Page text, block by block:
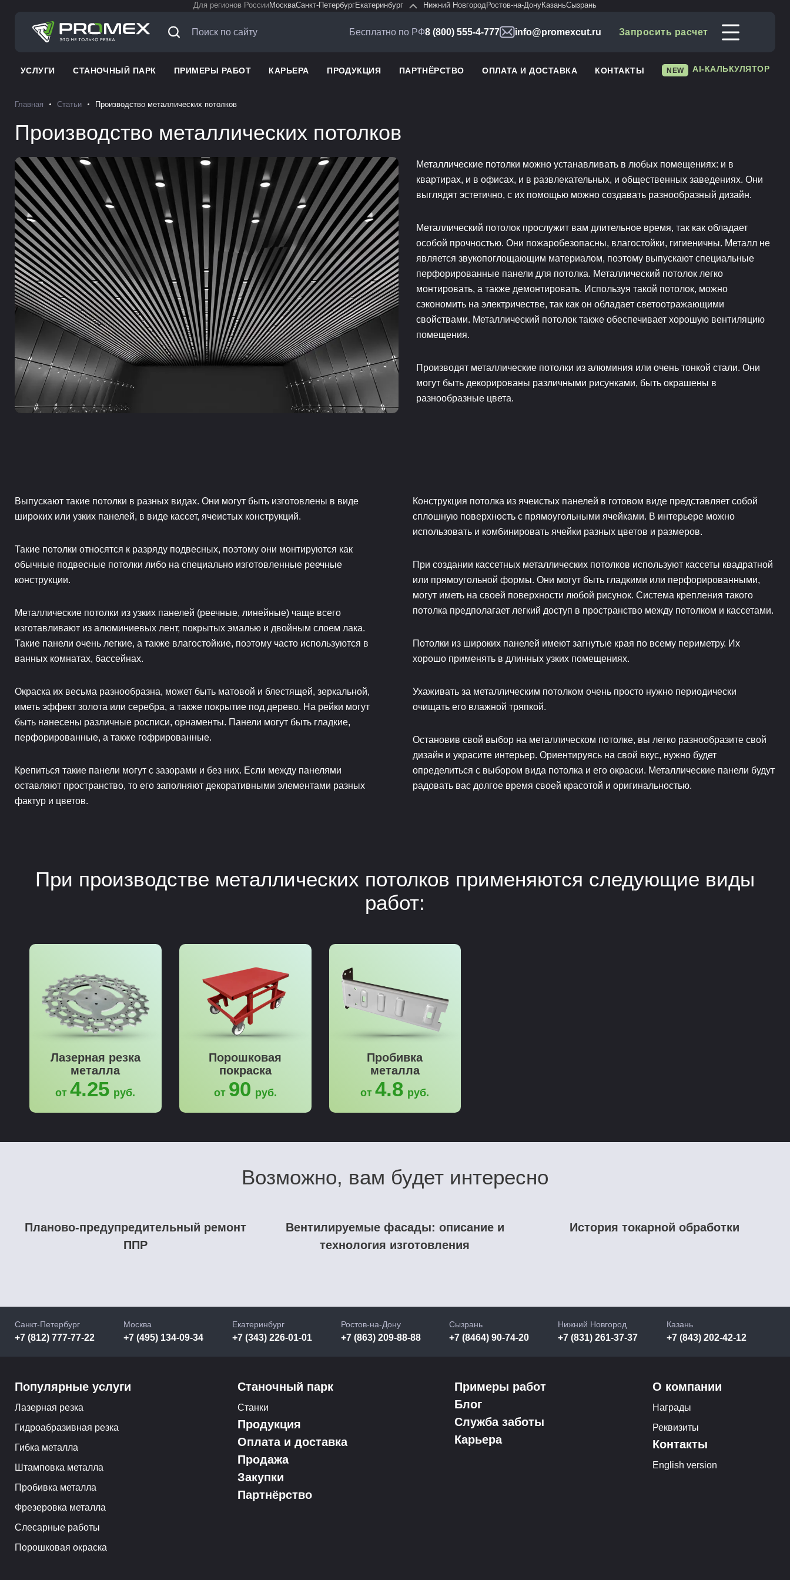
Для регионов РоссииМоскваСанкт-ПетербургЕкатеринбург Нижний НовгородРостов-на-ДонуКазаньСызрань
Бесплатно по РФ8 (800) 555-4-777 info@promexcut.ru Запросить расчет
УСЛУГИ СТАНОЧНЫЙ ПАРК ПРИМЕРЫ РАБОТ КАРЬЕРА ПРОДУКЦИЯ ПАРТНЁРСТВО ОПЛАТА И ДОСТАВКА КОНТАКТЫ NEW AI-КАЛЬКУЛЯТОР
Главная Статьи Производство металлических потолков
Производство металлических потолков
Металлические потолки можно устанавливать в любых помещениях: и в
квартирах, и в офисах, и в развлекательных, и общественных заведениях. Они
выглядят эстетично, с их помощью можно создавать разнообразный дизайн.
Металлический потолок прослужит вам длительное время, так как обладает
особой прочностью. Они пожаробезопасны, влагостойки, гигиеничны. Металл не
является звукопоглощающим материалом, поэтому выпускают специальные
перфорированные панели для потолка. Металлический потолок легко
монтировать, а также демонтировать. Используя такой потолок, можно
сэкономить на электричестве, так как он обладает светоотражающими
свойствами. Металлический потолок также обеспечивает хорошую вентиляцию
помещения.
Производят металлические потолки из алюминия или очень тонкой стали. Они
могут быть декорированы различными рисунками, быть окрашены в
разнообразные цвета.
Выпускают такие потолки в разных видах. Они могут быть изготовлены в виде
широких или узких панелей, в виде кассет, ячеистых конструкций.
Такие потолки относятся к разряду подвесных, поэтому они монтируются как
обычные подвесные потолки либо на специально изготовленные реечные
конструкции.
Металлические потолки из узких панелей (реечные, линейные) чаще всего
изготавливают из алюминиевых лент, покрытых эмалью и двойным слоем лака.
Такие панели очень легкие, а также влагостойкие, поэтому часто используются в
ванных комнатах, бассейнах.
Окраска их весьма разнообразна, может быть матовой и блестящей, зеркальной,
иметь эффект золота или серебра, а также покрытие под дерево. На рейки могут
быть нанесены различные росписи, орнаменты. Панели могут быть гладкие,
перфорированные, а также гофрированные.
Крепиться такие панели могут с зазорами и без них. Если между панелями
оставляют пространство, то его заполняют декоративными элементами разных
фактур и цветов.
Конструкция потолка из ячеистых панелей в готовом виде представляет собой
сплошную поверхность с прямоугольными ячейками. В интерьере можно
использовать и комбинировать ячейки разных цветов и размеров.
При создании кассетных металлических потолков используют кассеты квадратной
или прямоугольной формы. Они могут быть гладкими или перфорированными,
могут иметь на своей поверхности любой рисунок. Система крепления такого
потолка предполагает легкий доступ в пространство между потолком и кассетами.
Потолки из широких панелей имеют загнутые края по всему периметру. Их
хорошо применять в длинных узких помещениях.
Ухаживать за металлическим потолком очень просто нужно периодически
очищать его влажной тряпкой.
Остановив свой выбор на металлическом потолке, вы легко разнообразите свой
дизайн и украсите интерьер. Ориентируясь на свой вкус, нужно будет
определиться с выбором вида потолка и его окраски. Металлические панели будут
радовать вас долгое время своей красотой и оригинальностью.
При производстве металлических потолков применяются следующие виды
работ:
Лазерная резка
металла
от 4.25 руб.
Порошковая
покраска
от 90 руб.
Пробивка
металла
от 4.8 руб.
Возможно, вам будет интересно
Планово-предупредительный ремонт
ППР
Вентилируемые фасады: описание и
технология изготовления
История токарной обработки
Санкт-Петербург
+7 (812) 777-77-22
Москва
+7 (495) 134-09-34
Екатеринбург
+7 (343) 226-01-01
Ростов-на-Дону
+7 (863) 209-88-88
Сызрань
+7 (8464) 90-74-20
Нижний Новгород
+7 (831) 261-37-37
Казань
+7 (843) 202-42-12
Популярные услуги
Лазерная резка
Гидроабразивная резка
Гибка металла
Штамповка металла
Пробивка металла
Фрезеровка металла
Слесарные работы
Порошковая окраска
Станочный парк
Станки
Продукция
Оплата и доставка
Продажа
Закупки
Партнёрство
Примеры работ
Блог
Служба заботы
Карьера
О компании
Награды
Реквизиты
Контакты
English version